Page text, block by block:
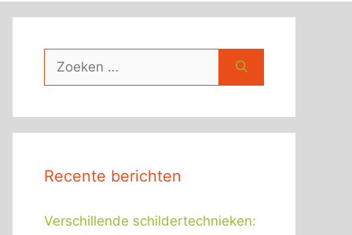
naar:
Recente berichten
Verschillende schildertechnieken: